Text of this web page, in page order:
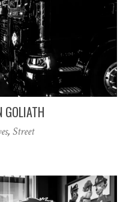
GOLIATH
, Street